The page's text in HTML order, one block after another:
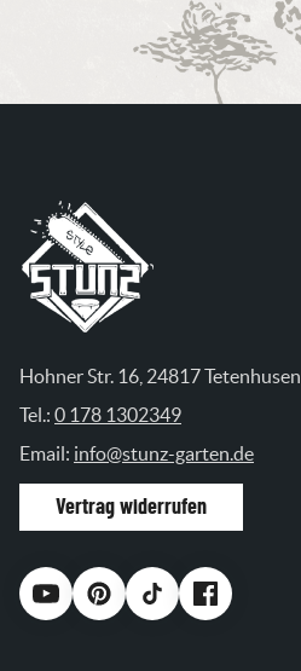
Hohner Str. 16, 24817 Tetenhusen
Tel.: 0 178 1302349
Email: info@stunz-garten.de
Vertrag widerrufen